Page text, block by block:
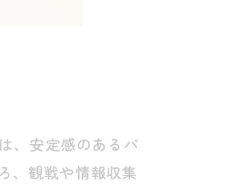
、安定感のあるパ
、観戦や情報収集